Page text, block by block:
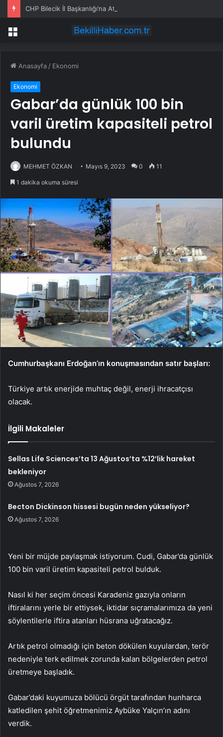
Menü
Anasayfa / Ekonomi
Ekonomi
Gabar’da günlük 100 bin
varil üretim kapasiteli petrol
bulundu
MEHMET ÖZKAN Mayıs 9, 2023 0 11
1 dakika okuma süresi
Cumhurbaşkanı Erdoğan’ın konuşmasından satır başları:
Türkiye artık enerjide muhtaç değil, enerji ihracatçısı
olacak.
İlgili Makaleler
Sellas Life Sciences’ta 13 Ağustos’ta %12’lik hareket
bekleniyor
Ağustos 7, 2026
Becton Dickinson hissesi bugün neden yükseliyor?
Ağustos 7, 2026
Yeni bir müjde paylaşmak istiyorum. Cudi, Gabar’da günlük
100 bin varil üretim kapasiteli petrol bulduk.
Nasıl ki her seçim öncesi Karadeniz gazıyla onların
iftiralarını yerle bir ettiysek, iktidar sıçramalarımıza da yeni
söylentilerle iftira atanları hüsrana uğratacağız.
Artık petrol olmadığı için beton dökülen kuyulardan, terör
nedeniyle terk edilmek zorunda kalan bölgelerden petrol
üretmeye başladık.
Gabar’daki kuyumuza bölücü örgüt tarafından hunharca
katledilen şehit öğretmenimiz Aybüke Yalçın’ın adını
verdik.